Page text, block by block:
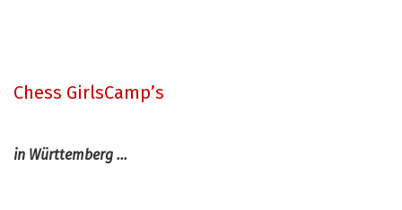
Chess GirlsCamp’s
in Württemberg ...